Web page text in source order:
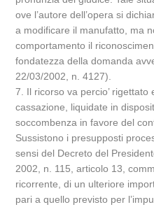
ove l’autore dell’opera si
a modificare il manufatto, ma
comportamento il
fondatezza della domanda
22/03/2002, n. 4127).
7. Il ricorso va percio’ rigettato
cassazione, liquidate in
soccombenza in favore del
Sussistono i presupposti
sensi del Decreto del
2002, n. 115, articolo 13,
ricorrente, di un ulteriore
pari a quello previsto per